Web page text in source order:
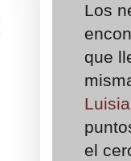
Los
que
el